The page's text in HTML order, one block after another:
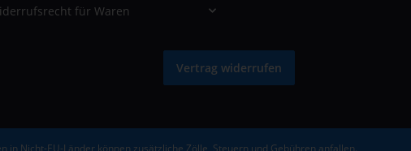
für Waren
Vertrag widerrufen
in Nicht-EU-Länder können zusätzliche Zölle, Steuern und Gebühren anfallen.